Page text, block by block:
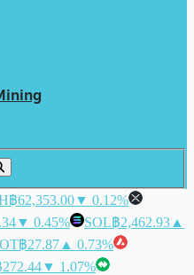
฿62,353.00▼ 0.12%
▼ 0.45% SOL฿2,462.93 ▲
฿27.87 ▲ 0.73%
▼ 1.07%